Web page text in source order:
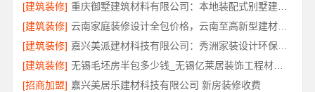
[建筑装修]
重庆御墅建筑材料有限公司：本地装配式别墅建造零增项
[建筑装修]
云南家庭装修设计全包价格，云南至高新型建材有限公司
[建筑装修]
嘉兴美派建材科技有限公司：秀洲家装设计环保材料推荐
[建筑装修]
无锡毛坯房半包多少钱_无锡亿莱居装饰工程材料有限公司
[招商加盟] 嘉兴美居乐建材科技有限公司 新房装修收费